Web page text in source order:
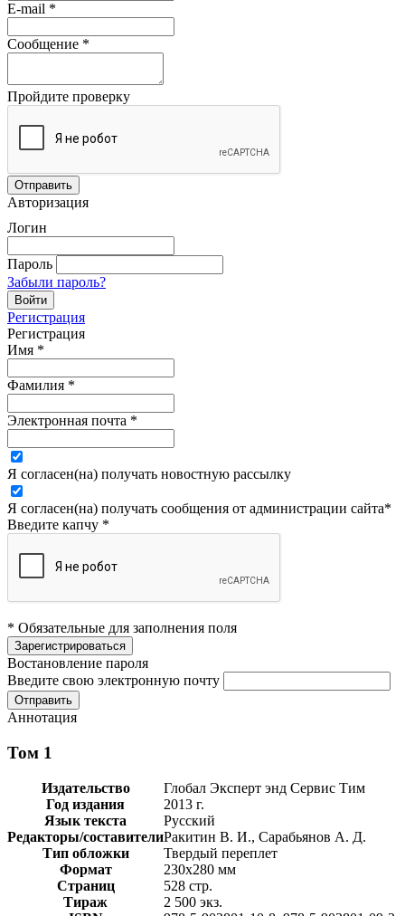
E-mail *
Сообщение *
Пройдите проверку
Авторизация
Логин
Пароль
Забыли пароль?
Регистрация
Регистрация
Имя *
Фамилия *
Электронная почта *
Я согласен(на) получать новостную рассылку
Я согласен(на) получать сообщения от администрации сайта*
Введите капчу *
* Обязательные для заполнения поля
Востановление пароля
Введите свою электронную почту
Аннотация
Том 1
Издательство
Глобал Эксперт энд Сервис Тим
Год издания
2013 г.
Язык текста
Русский
Редакторы/составителиРакитин В. И., Сарабьянов А. Д.
Тип обложки
Твердый переплет
Формат
230х280 мм
Страниц
528 стр.
Тираж
2 500 экз.